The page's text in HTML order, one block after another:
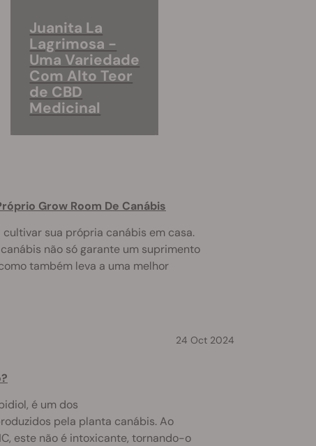
Juanita La
Lagrimosa -
Uma Variedade
Com Alto Teor
de CBD
Medicinal
Grow Room De Canábis
sua própria canábis em casa.
não só garante um suprimento
também leva a uma melhor
24 Oct 2024
é um dos
pela planta canábis. Ao
este não é intoxicante, tornando-o